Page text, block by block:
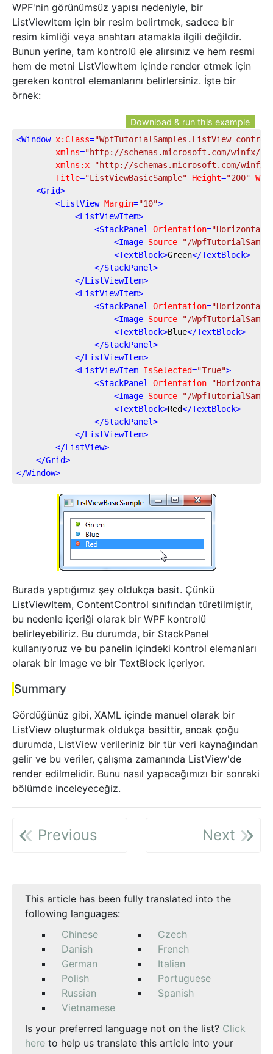
WPF'nin görünümsüz yapısı nedeniyle, bir
ListViewItem için bir resim belirtmek, sadece bir
resim kimliği veya anahtarı atamakla ilgili değildir.
Bunun yerine, tam kontrolü ele alırsınız ve hem resmi
hem de metni ListViewItem içinde render etmek için
gereken kontrol elemanlarını belirlersiniz. İşte bir
örnek:
Download & run this example
<Window x:Class=
xmlns="http://schemas.microsoft.com/winfx/
xmlns:x="http://schemas.microsoft.com/winfx/
Title="ListViewBasicSample" Height="200"
<Grid>
<ListView Margin="10">
<ListViewItem>
<StackPanel Orientation="Horizontal"
<Image Source="/
<TextBlock>Green</TextBlock>
</StackPanel>
</ListViewItem>
<ListViewItem>
<StackPanel Orientation="Horizontal"
<Image Source="/
<TextBlock>Blue</TextBlock>
</StackPanel>
</ListViewItem>
<ListViewItem IsSelected="True">
<StackPanel Orientation="Horizontal"
<Image Source="/
<TextBlock>Red</TextBlock>
</StackPanel>
</ListViewItem>
</ListView>
</Grid>
</Window>
Burada yaptığımız şey oldukça basit. Çünkü
ListViewItem, ContentControl sınıfından türetilmiştir,
bu nedenle içeriği olarak bir WPF kontrolü
belirleyebiliriz. Bu durumda, bir StackPanel
kullanıyoruz ve bu panelin içindeki kontrol elemanları
olarak bir Image ve bir TextBlock içeriyor.
Summary
Gördüğünüz gibi, XAML içinde manuel olarak bir
ListView oluşturmak oldukça basittir, ancak çoğu
durumda, ListView verileriniz bir tür veri kaynağından
gelir ve bu veriler, çalışma zamanında ListView'de
render edilmelidir. Bunu nasıl yapacağımızı bir sonraki
bölümde inceleyeceğiz.
Previous Next
This article has been fully translated into the
following languages:
Chinese
Czech
Danish
French
German
Italian
Polish
Portuguese
Russian
Spanish
Vietnamese
Is your preferred language not on the list? Click
here to help us translate this article into your